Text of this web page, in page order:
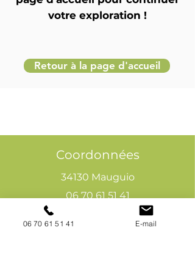
votre exploration !
Retour à la page d'accueil
Coordonnées
34130 Mauguio
06 70 61 51 41
cogivia@gmail.com
06 70 61 51 41 E-mail